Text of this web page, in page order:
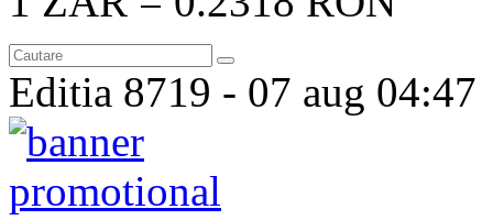
Editia 8719 - 07 aug 04:47